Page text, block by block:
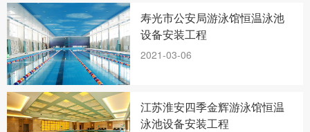
关于上水
寿光市公安局游泳馆恒温泳池
设备安装工程
2021-03-06
江苏淮安四季金辉游泳馆恒温
泳池设备安装工程